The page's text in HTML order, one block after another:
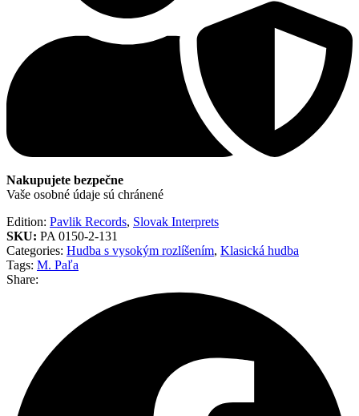
Nakupujete bezpečne
Vaše osobné údaje sú chránené
Edition: Pavlik Records, Slovak Interprets
SKU: PA 0150-2-131
Categories: Hudba s vysokým rozlíšením, Klasická hudba
Tags: M. Paľa
Share: